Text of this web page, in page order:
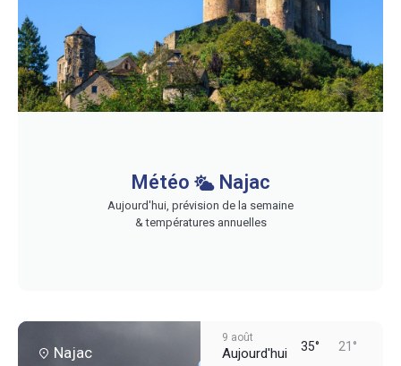
Météo Najac
Aujourd'hui, prévision de la semaine
& températures annuelles
Najac
9 août
Aujourd'hui 35° 21°